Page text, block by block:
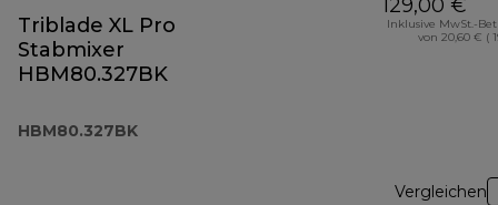
Triblade XL Pro
Stabmixer
HBM80.327BK
HBM80.327BK
129,00 €
Inklusive MwSt.-
von 20,60 € (
Vergleichen